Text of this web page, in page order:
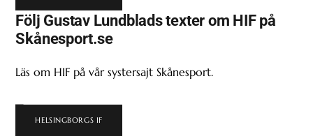
Följ Gustav Lundblads texter om HIF på
Skånesport.se
Läs om HIF på vår systersajt Skånesport.
HELSINGBORGS IF